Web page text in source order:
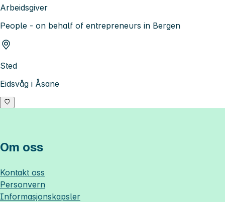
Arbeidsgiver
People - on behalf of entrepreneurs in Bergen
Sted
Eidsvåg i Åsane
Om oss
Kontakt oss
Personvern
Informasjonskapsler